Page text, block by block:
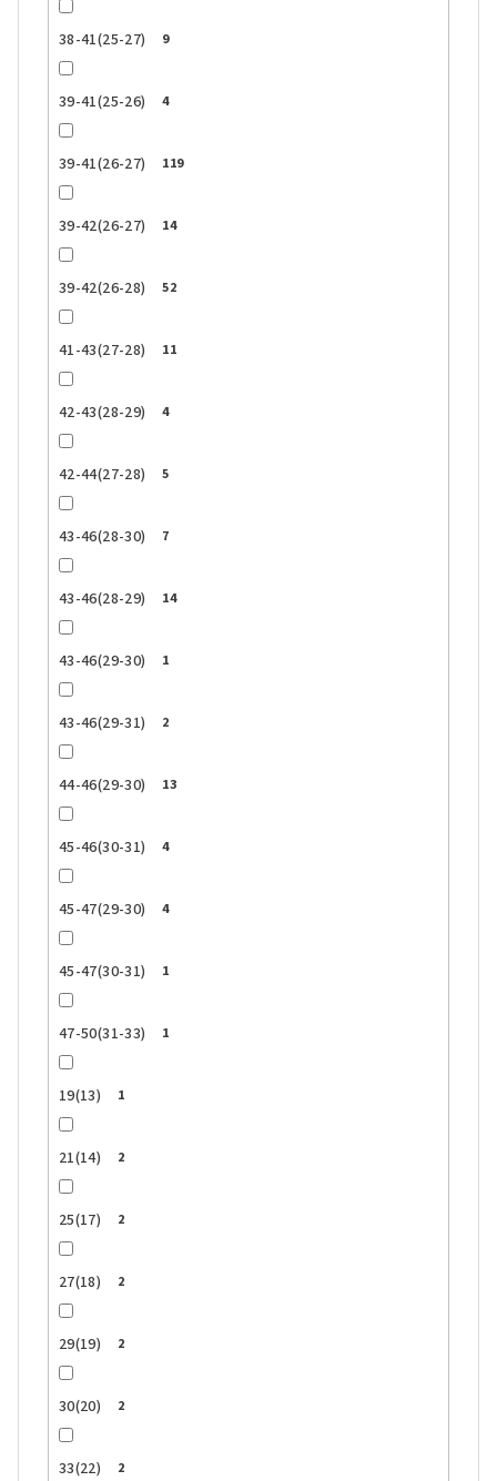
38-41(25-27) 9
39-41(25-26) 4
39-41(26-27) 119
39-42(26-27) 14
39-42(26-28) 52
41-43(27-28) 11
42-43(28-29) 4
42-44(27-28) 5
43-46(28-30) 7
43-46(28-29) 14
43-46(29-30) 1
43-46(29-31) 2
44-46(29-30) 13
45-46(30-31) 4
45-47(29-30) 4
45-47(30-31) 1
47-50(31-33) 1
19(13) 1
21(14) 2
25(17) 2
27(18) 2
29(19) 2
30(20) 2
33(22) 2